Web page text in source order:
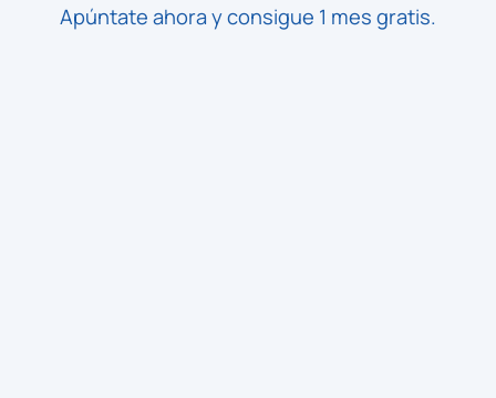
Apúntate ahora y consigue 1 mes gratis.